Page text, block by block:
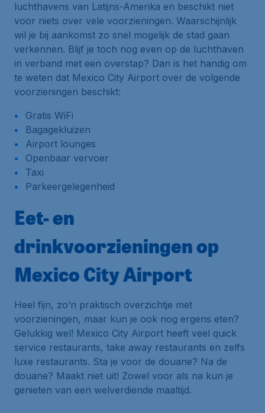
luchthavens van Latijns-Amerika en beschikt niet
voor niets over vele voorzieningen. Waarschijnlijk
wil je bij aankomst zo snel mogelijk de stad gaan
verkennen. Blijf je toch nog even op de luchthaven
in verband met een overstap? Dan is het handig om
te weten dat Mexico City Airport over de volgende
voorzieningen beschikt:
Gratis WiFi
Bagagekluizen
Airport lounges
Openbaar vervoer
Taxi
Parkeergelegenheid
Eet- en
drinkvoorzieningen op
Mexico City Airport
Heel fijn, zo’n praktisch overzichtje met
voorzieningen, maar kun je ook nog ergens eten?
Gelukkig wel! Mexico City Airport heeft veel quick
service restaurants, take away restaurants en zelfs
luxe restaurants. Sta je voor de douane? Na de
douane? Maakt niet uit! Zowel voor als na kun je
genieten van een welverdiende maaltijd.